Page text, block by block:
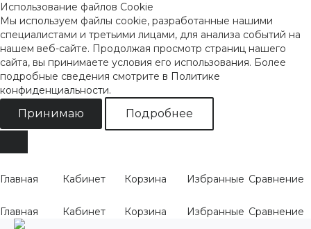
Использование файлов Cookie
Мы используем файлы cookie, разработанные нашими
специалистами и третьими лицами, для анализа событий на
нашем веб-сайте. Продолжая просмотр страниц нашего
сайта, вы принимаете условия его использования. Более
подробные сведения смотрите в Политике
конфиденциальности.
Принимаю Подробнее
Главная Кабинет Корзина Избранные Сравнение
Главная Кабинет Корзина Избранные Сравнение